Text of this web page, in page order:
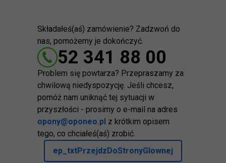
Składałeś(aś) zamówienie? Zadzwoń do
nas, pomożemy je dokończyć.
52 341 88 00
Problem się powtarza? Przepraszamy za
chwilową niedyspozycję. Jeśli chcesz,
pomóż nam uniknąć tej sytuacji w
przyszłości - prosimy o e-mail na adres
opony@oponeo.pl z krótkim opisem
tego, co chciałeś(aś) zrobić.
ep_txtPrzejdzDoStronyGlownej